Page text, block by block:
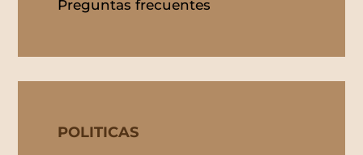
Preguntas frecuentes
POLITICAS